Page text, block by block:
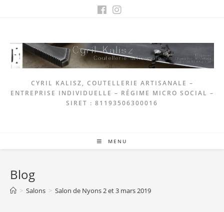
CYRIL KALISZ, COUTELLERIE ARTISANALE –
ENTREPRISE INDIVIDUELLE – RÉGIME MICRO SOCIAL –
SIRET : 81193506300016
MENU
Blog
> Salons > Salon de Nyons 2 et 3 mars 2019